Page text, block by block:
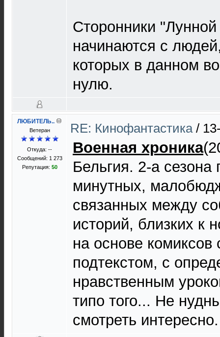
Сторонники
начинаются с
которых в данном
нулю.
ЛЮБИТЕЛЬ..
Ветеран
Откуда: --
Сообщений: 1 273
Репутация: 50
RE: Кинофантастика /
Военная хроника
Бельгия. 2-а сезона
минутных,
связанных между
историй, близких к
на основе
подтекстом, с
нравственным
типо того... Не
смотреть